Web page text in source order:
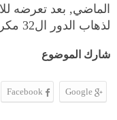
الماضي, بعد تعرضه
لذهاب الدور ال32 مكرر و المؤهل لدور المجموعات لمسابقة كأس الكونفدرالية الإفريقية.
شارك الموضوع